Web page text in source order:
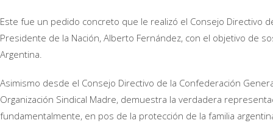
Este fue un pedido concreto que le realizó el Consejo Directivo
Presidente de la Nación, Alberto Fernández, con el objetivo de
Argentina.
Asimismo desde el Consejo Directivo de la Confederación
Organización Sindical Madre, demuestra la verdadera
fundamentalmente, en pos de la protección de la familia